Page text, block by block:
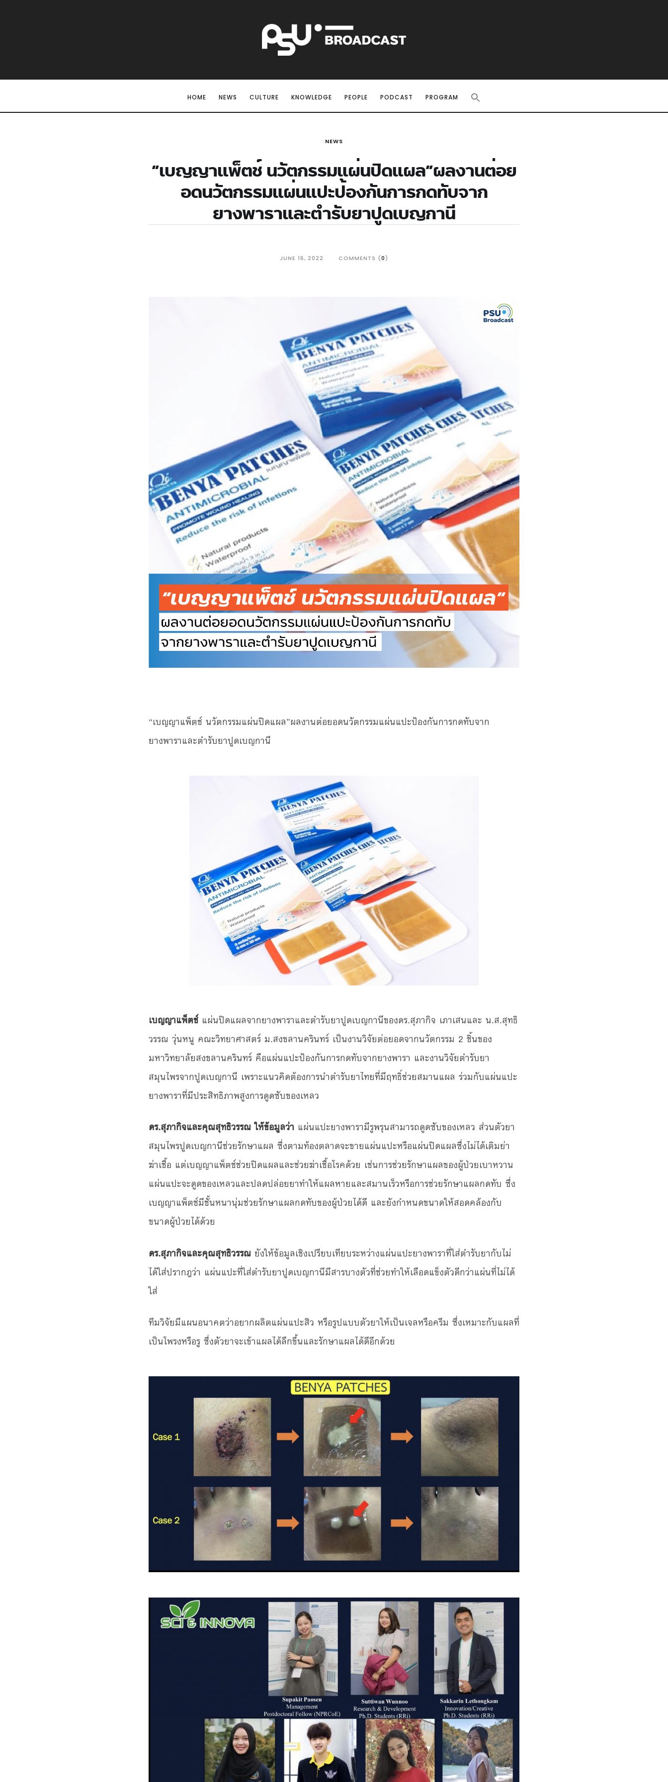
HOME NEWS CULTURE KNOWLEDGE PEOPLE PODCAST PROGRAM
NEWS
“เบญญาแพ็ตช์ นวัตกรรมแผ่นปิดแผล”ผลงานต่อย
อดนวัตกรรมแผ่นแปะป้องกันการกดทับจาก
ยางพาราและตำรับยาปูดเบญกานี
JUNE 16, 2022 COMMENTS (0)
“เบญญาแพ็ตช์ นวัตกรรมแผ่นปิดแผล”ผลงานต่อยอดนวัตกรรมแผ่นแปะป้องกันการกดทับจาก
ยางพาราและตำรับยาปูดเบญกานี
เบญญาแพ็ตช์ แผ่นปิดแผลจากยางพาราและตำรับยาปูดเบญกานีของดร.สุภากิจ เภาเสนและ น.ส.สุทธิ
วรรณ วุ่นหนู คณะวิทยาศาสตร์ ม.สงขลานครินทร์ เป็นงานวิจัยต่อยอดจากนวัตกรรม 2 ชิ้นของ
มหาวิทยาลัยสงขลานครินทร์ คือแผ่นแปะป้องกันการกดทับจากยางพารา และงานวิจัยตำรับยา
สมุนไพรจากปูดเบญกานี เพราะแนวคิดต้องการนำตำรับยาไทยที่มีฤทธิ์ช่วยสมานแผล ร่วมกับแผ่นแปะ
ยางพาราที่มีประสิทธิภาพสูงการดูดซับของเหลว
ดร.สุภากิจและคุณสุทธิวรรณ ให้ข้อมูลว่า แผ่นแปะยางพารามีรูพรุนสามารถดูดซับของเหลว ส่วนตัวยา
สมุนไพรปูดเบญกานีช่วยรักษาแผล ซึ่งตามท้องตลาดจะขายแผ่นแปะหรือแผ่นปิดแผลซึ่งไม่ได้เติมย่า
ฆ่าเชื้อ แต่เบญญาแพ็ตช์ช่วยปิดแผลและช่วยฆ่าเชื้อโรคด้วย เช่นการช่วยรักษาแผลของผู้ป่วยเบาหวาน
แผ่นแปะจะดูดของเหลวและปลดปล่อยยาทำให้แผลหายและสมานเร็วหรือการช่วยรักษาแผลกดทับ ซึ่ง
เบญญาแพ็ตช์มีชั้นหนานุ่มช่วยรักษาแผลกดทับของผู้ป่วยได้ดี และยังกำหนดขนาดให้สอดคล้องกับ
ขนาดผู้ป่วยได้ด้วย
ดร.สุภากิจและคุณสุทธิวรรณยังให้ข้อมูลเชิงเปรียบเทียบระหว่างแผ่นแปะยางพาราที่ใส่ตำรับยากับไม่
ได้ใส่ปรากฎว่า แผ่นแปะที่ใส่ตำรับยาปูดเบญกานีมีสารบางตัวที่ช่วยทำให้เลือดแข็งตัวดีกว่าแผ่นที่ไม่ได้
ใส่
ทีมวิจัยมีแผนอนาคตว่าอยากผลิตแผ่นแปะสิว หรือรูปแบบตัวยาให้เป็นเจลหรือครีม ซึ่งเหมาะกับแผลที่
เป็นโพรงหรือรู ซึ่งตัวยาจะเข้าแผลได้ลึกขึ้นและรักษาแผลได้ดีอีกด้วย